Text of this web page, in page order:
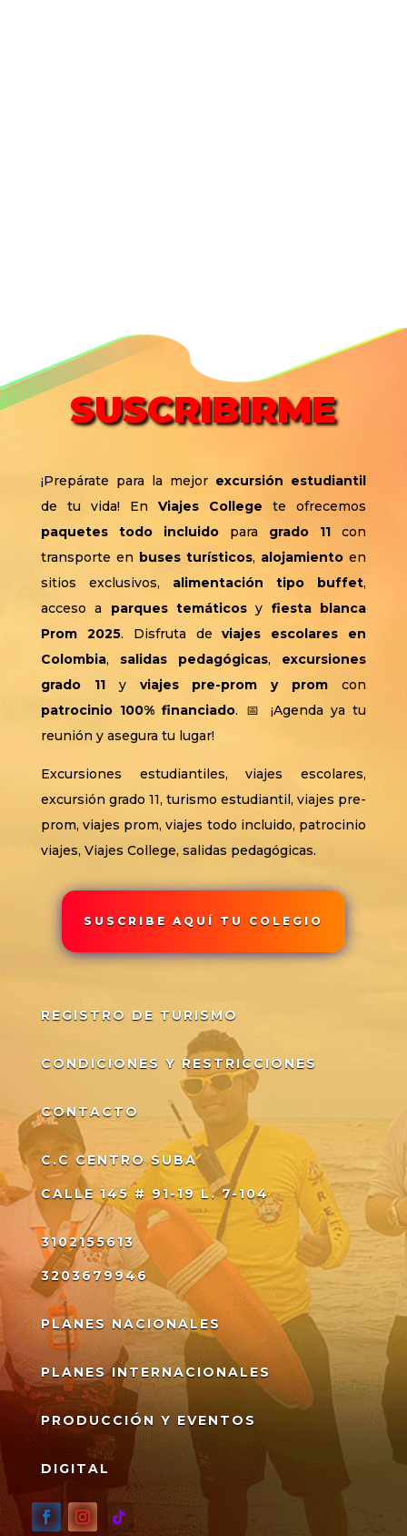
SUSCRIBIRME
¡Prepárate para la mejor excursión estudiantil
de tu vida! EnViajes College te ofrecemos
paquetes todo incluidopara grado 11 con
transporte en buses turísticos, alojamiento en
sitios exclusivos, alimentación tipo buffet,
acceso a parques temáticos y fiesta blanca
Prom 2025. Disfruta deviajes escolares en
Colombia, salidas pedagógicas, excursiones
grado 11y viajes pre-prom y prom con
patrocinio 100% financiado. 📅 ¡Agenda ya tu
reunión y asegura tu lugar!
Excursiones estudiantiles, viajes escolares,
excursión grado 11, turismo estudiantil, viajes pre-
prom, viajes prom, viajes todo incluido, patrocinio
viajes, Viajes College, salidas pedagógicas.
SUSCRIBE AQUÍ TU COLEGIO
REGISTRO DE TURISMO
CONDICIONES Y RESTRICCIONES
CONTACTO
C.C CENTRO SUBA
CALLE 145 # 91-19L. 7-104
3102155613
3203679946
PLANES NACIONALES
PLANES INTERNACIONALES
PRODUCCIÓN Y EVENTOS
DIGITAL